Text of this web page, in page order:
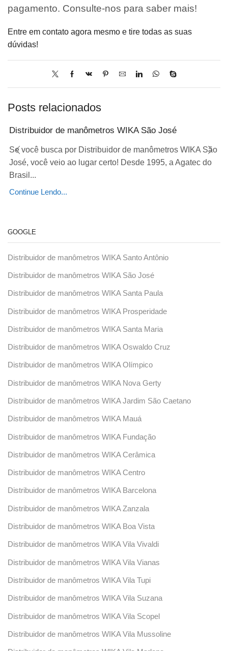
pagamento. Consulte-nos para saber mais!
Entre em contato agora mesmo e tire todas as suas
dúvidas!
Posts relacionados
Distribuidor de manômetros WIKA São José
Se você busca por Distribuidor de manômetros WIKA São
José, você veio ao lugar certo! Desde 1995, a Agatec do
Brasil...
Continue Lendo...
GOOGLE
Distribuidor de manômetros WIKA Santo Antônio
Distribuidor de manômetros WIKA São José
Distribuidor de manômetros WIKA Santa Paula
Distribuidor de manômetros WIKA Prosperidade
Distribuidor de manômetros WIKA Santa Maria
Distribuidor de manômetros WIKA Oswaldo Cruz
Distribuidor de manômetros WIKA Olímpico
Distribuidor de manômetros WIKA Nova Gerty
Distribuidor de manômetros WIKA Jardim São Caetano
Distribuidor de manômetros WIKA Mauá
Distribuidor de manômetros WIKA Fundação
Distribuidor de manômetros WIKA Cerâmica
Distribuidor de manômetros WIKA Centro
Distribuidor de manômetros WIKA Barcelona
Distribuidor de manômetros WIKA Zanzala
Distribuidor de manômetros WIKA Boa Vista
Distribuidor de manômetros WIKA Vila Vivaldi
Distribuidor de manômetros WIKA Vila Vianas
Distribuidor de manômetros WIKA Vila Tupi
Distribuidor de manômetros WIKA Vila Suzana
Distribuidor de manômetros WIKA Vila Scopel
Distribuidor de manômetros WIKA Vila Mussoline